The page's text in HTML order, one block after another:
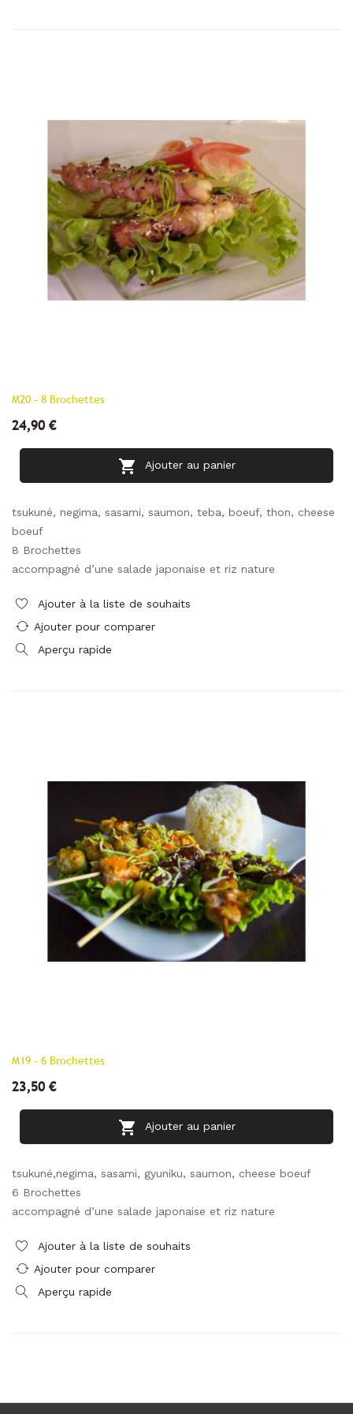
M20 - 8 Brochettes
24,90 €
 Ajouter au panier
tsukuné, negima, sasami, saumon, teba, boeuf, thon, cheese
boeuf
8 Brochettes
accompagné d’une salade japonaise et riz nature
Ajouter à la liste de souhaits
Ajouter pour comparer
Aperçu rapide
M19 - 6 Brochettes
23,50 €
 Ajouter au panier
tsukuné,negima, sasami, gyuniku, saumon, cheese boeuf
6 Brochettes
accompagné d’une salade japonaise et riz nature
Ajouter à la liste de souhaits
Ajouter pour comparer
Aperçu rapide